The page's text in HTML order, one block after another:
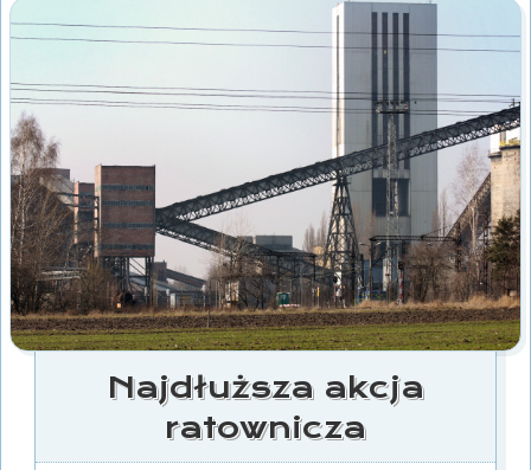
Najdłuższa akcja
ratownicza